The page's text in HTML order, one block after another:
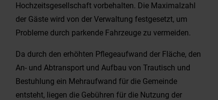
Hochzeitsgesellschaft vorbehalten. Die Maximalzahl
der Gäste wird von der Verwaltung festgesetzt, um
Probleme durch parkende Fahrzeuge zu vermeiden.
Da durch den erhöhten Pflegeaufwand der Fläche, den
An- und Abtransport und Aufbau von Trautisch und
Bestuhlung ein Mehraufwand für die Gemeinde
entsteht, liegen die Gebühren für die Nutzung der